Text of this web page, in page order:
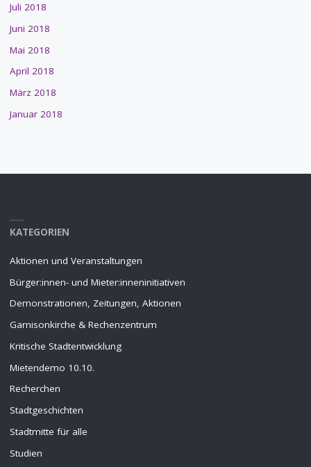
Juli 2018
Juni 2018
Mai 2018
April 2018
März 2018
Januar 2018
KATEGORIEN
Aktionen und Veranstaltungen
Bürger:innen- und Mieter:inneninitiativen
Demonstrationen, Zeitungen, Aktionen
Garnisonkirche & Rechenzentrum
Kritische Stadtentwicklung
Mietendemo 10.10.
Recherchen
Stadtgeschichten
Stadtmitte für alle
Studien